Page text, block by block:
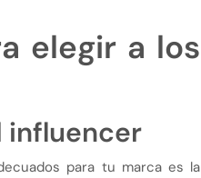
elegir a los
influencer
para tu marca es la